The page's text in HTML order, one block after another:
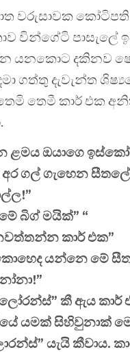
වරුසාවක
වින්ගේටි පාසැලේ
යනකොට දකිනව
ගත්තු දැවැන්ත
තෙමී කාර් එක
ළමය ඔයාගෙ
ගල් ගැහෙන සීතලේ
බිග් මයික්” “
කාර් එක”
යන්නෙ මේ
කී ඇය කාර්
යමක් සිහිවුනාක්
යැයි කීවාය.